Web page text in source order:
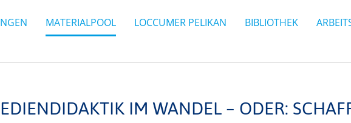
MATERIALPOOL LOCCUMER PELIKAN BIBLIOTHEK
IM WANDEL – ODER: